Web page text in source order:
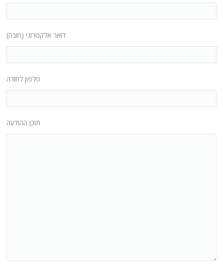
דואר אלקטרוני (חובה)
טלפון לחזרה
תוכן ההודעה